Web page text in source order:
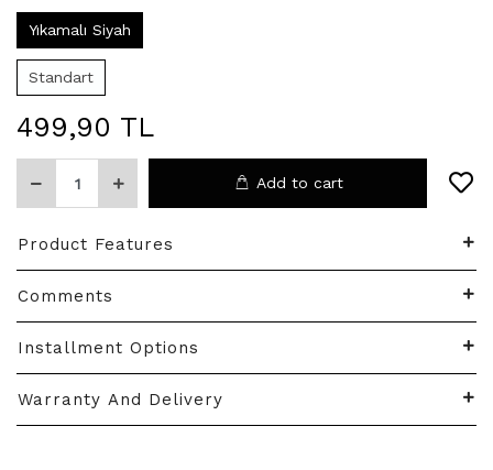
Yıkamalı Siyah
Standart
499,90 TL
Add to cart
Product Features
Comments
Installment Options
Warranty And Delivery